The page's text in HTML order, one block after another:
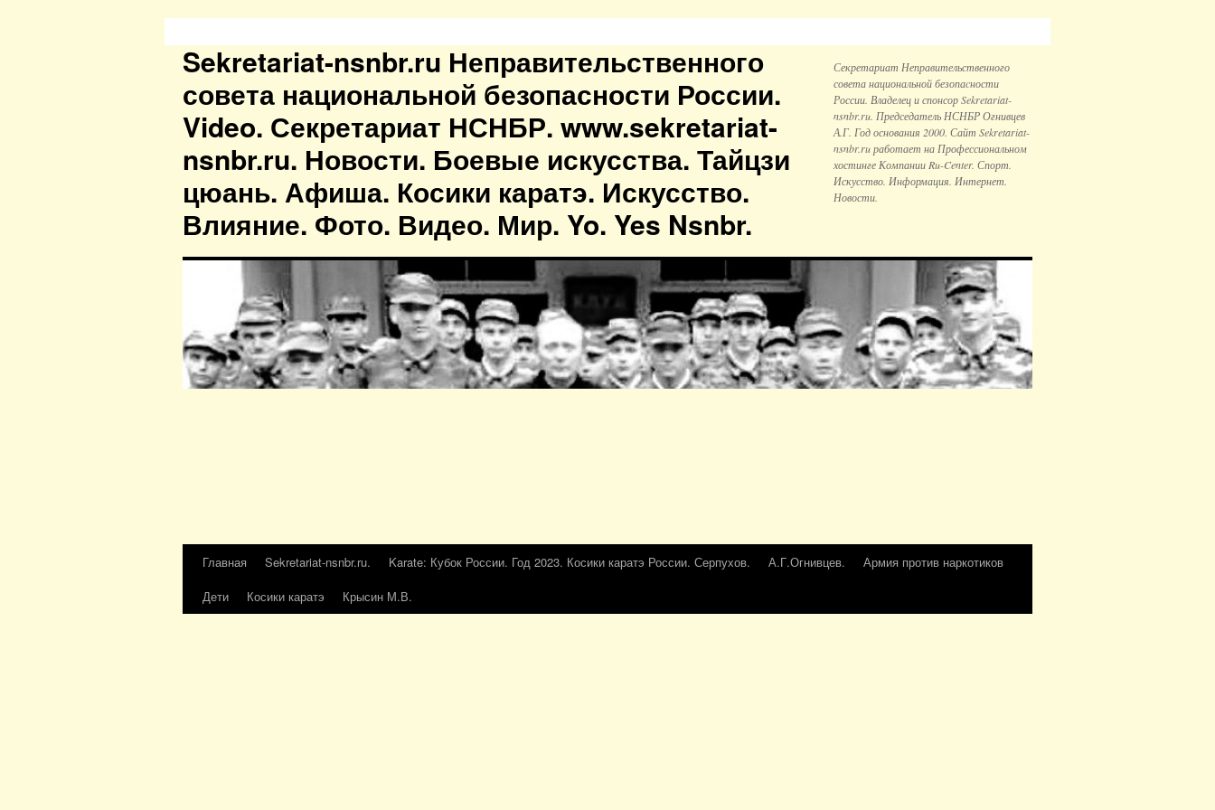
Sekretariat-nsnbr.ru Неправительственного
совета национальной безопасности России.
Video. Секретариат НСНБР. www.sekretariat-
nsnbr.ru. Новости. Боевые искусства. Тайцзи
цюань. Афиша. Косики каратэ. Искусство.
Влияние. Фото. Видео. Мир. Yo. Yes Nsnbr.
Секретариат Неправительственного
совета национальной безопаcности
России. Владелец и спонсор Sekretariat-
nsnbr.ru. Председатель НСНБР Огнивцев
А.Г. Год основания 2000. Сайт Sekretariat-
nsnbr.ru работает на Профессиональном
хостинге Компании Ru-Center. Спорт.
Искусство. Информация. Интернет.
Новости.
Главная Sekretariat-nsnbr.ru. Karate: Кубок России. Год 2023. Косики каратэ России. Серпухов. А.Г.Огнивцев.
Армия против наркотиков
Дети
Косики каратэ Крысин М.В.